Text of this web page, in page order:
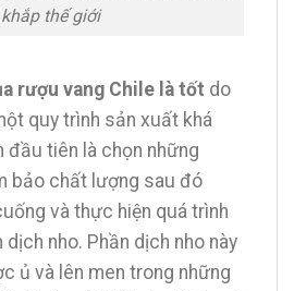
khắp thế giới
rượu vang Chile là tốt do
quy trình sản xuất khá
đầu tiên là chọn những
bảo chất lượng sau đó
và thực hiện quá trình
dịch nho. Phần dịch nho này
ủ và lên men trong những